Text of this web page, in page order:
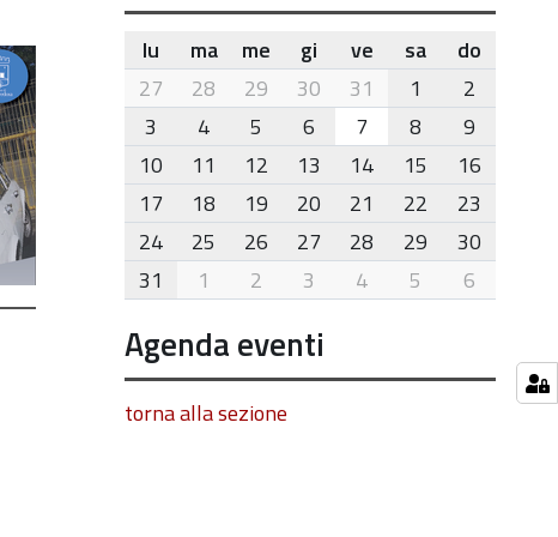
month-
8
lu ma me gi ve sa
do
27
28 29 30 31 1
2
3
4 5 6 7 8
9
10
11 12 13 14 15
16
17
18 19 20 21 22
23
24
25 26 27 28 29
30
31
1 2 3 4 5 6
Agenda eventi
torna alla sezione